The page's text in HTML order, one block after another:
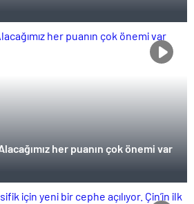
her puanın çok önemi var